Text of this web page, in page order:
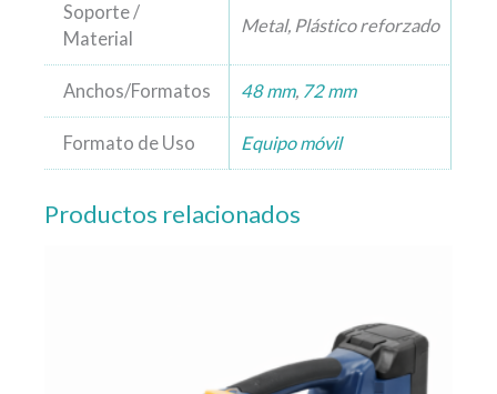
Soporte /
Material
Metal, Plástico reforzado
Anchos/Formatos 48 mm, 72 mm
Formato de Uso Equipo móvil
Productos relacionados